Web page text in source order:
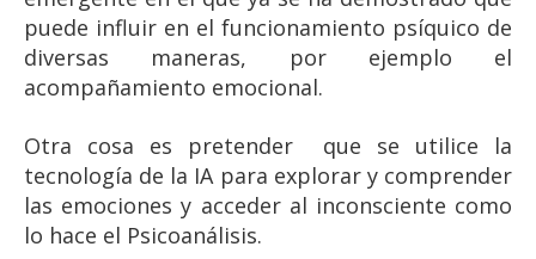
puede influir en el funcionamiento psíquico de
diversas maneras, por ejemplo el
acompañamiento emocional.
Otra cosa es pretender que se utilice la
tecnología de la IA para explorar y comprender
las emociones y acceder al inconsciente como
lo hace el Psicoanálisis.